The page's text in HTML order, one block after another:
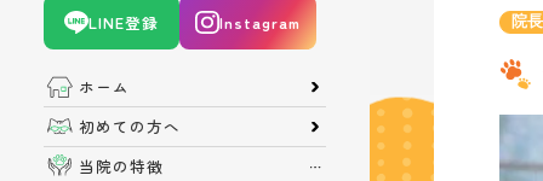
LINE登録 Instagram
ホーム
初めての方へ
当院の特徴
院